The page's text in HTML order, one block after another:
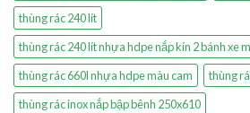
thùng rác 240 lít
thùng rác 240 lít nhựa hdpe nắp kín 2 bánh xe
thùng rác 660l nhựa hdpe màu cam
thùng
thùng rác inox nắp bập bênh 250x610